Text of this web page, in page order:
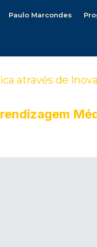
Paulo Marcondes
através de